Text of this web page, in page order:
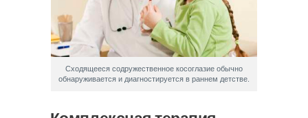
Сходящееся содружественное косоглазие обычно
обнаруживается и диагностируется в раннем детстве.